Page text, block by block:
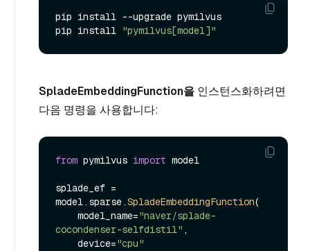
pip install --upgrade pymilvus
pip install "pymilvus[model]"
SpladeEmbeddingFunction을 인스턴스화하려면
다음 명령을 사용합니다:
from pymilvus import model
splade_ef =
model. sparse.SpladeEmbeddingFunction(
    model_name=
"naver/splade-
cocondenser-selfdistil" ,
    device=
"cpu"